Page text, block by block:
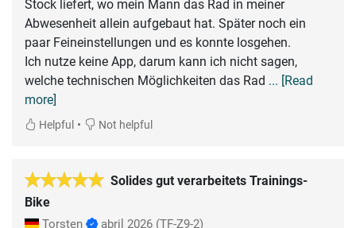
Stock liefert, wo mein Mann das Rad in meiner
Abwesenheit allein aufgebaut hat. Später noch ein
paar Feineinstellungen und es konnte losgehen.
Ich nutze keine App, darum kann ich nicht sagen,
welche technischen Möglichkeiten das Rad ... [Read
more]
Helpful • Not helpful
Solides gut verarbeitets Trainings-
Bike
Torsten abril 2026 (TF-Z9-2)